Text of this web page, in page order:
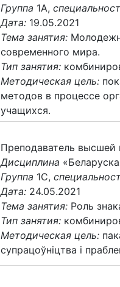
Группа 1А,
Дата: 19.05.2021
Тема занятия:
современного мира.
Тип занятия:
Методическая цель:
методов в процессе
учащихся.
Преподаватель высшей
Дисциплина
Группа 1С,
Дата: 24.05.2021
Тема занятия: Роль
Тип занятия:
Методическая цель:
супрацоўніцтва і